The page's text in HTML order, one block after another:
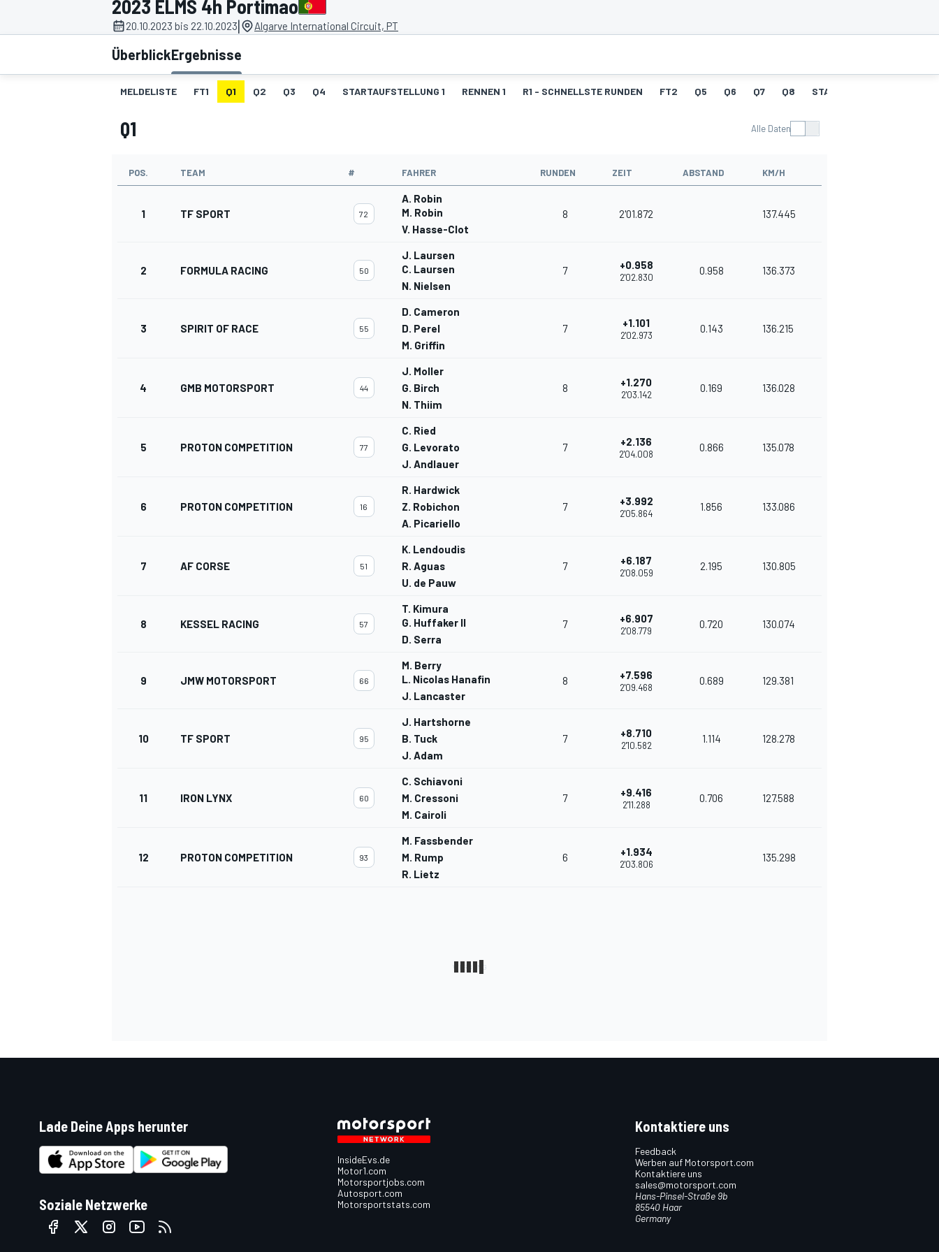
MOTOGP
2023 ELMS 4h Portimao
20.10.2023 bis 22.10.2023| Algarve International Circuit, PT
ÜberblickErgebnisse
MELDELISTE FT1 Q1 Q2 Q3 Q4 STARTAUFSTELLUNG 1 RENNEN 1 R1 - SCHNELLSTE RUNDEN FT2 Q5 Q6 Q7 Q8 STARTAUFSTELLUNG 2
Q1 Alle Daten
POS. TEAM # FAHRER RUNDEN ZEIT ABSTAND KM/H
1 TF SPORT 72
A. Robin
M. Robin
V. Hasse-Clot
8 2'01.872 137.445
2 FORMULA RACING 50
J. Laursen
C. Laursen
N. Nielsen
7 +0.958
2'02.830
0.958 136.373
3 SPIRIT OF RACE 55
D. Cameron
D. Perel
M. Griffin
7 +1.101
2'02.973
0.143 136.215
4 GMB MOTORSPORT 44
J. Moller
G. Birch
N. Thiim
8 +1.270
2'03.142
0.169 136.028
5 PROTON COMPETITION 77
C. Ried
G. Levorato
J. Andlauer
7 +2.136
2'04.008
0.866 135.078
6 PROTON COMPETITION 16
R. Hardwick
Z. Robichon
A. Picariello
7 +3.992
2'05.864
1.856 133.086
7 AF CORSE 51
K. Lendoudis
R. Aguas
U. de Pauw
7 +6.187
2'08.059
2.195 130.805
8 KESSEL RACING 57
T. Kimura
G. Huffaker II
D. Serra
7 +6.907
2'08.779
0.720 130.074
9 JMW MOTORSPORT 66
M. Berry
L. Nicolas Hanafin
J. Lancaster
8 +7.596
2'09.468
0.689 129.381
10 TF SPORT 95
J. Hartshorne
B. Tuck
J. Adam
7 +8.710
2'10.582
1.114 128.278
11 IRON LYNX 60
C. Schiavoni
M. Cressoni
M. Cairoli
7 +9.416
2'11.288
0.706 127.588
12 PROTON COMPETITION 93
M. Fassbender
M. Rump
R. Lietz
6 +1.934
2'03.806
135.298
Lade Deine Apps herunter
Soziale Netzwerke
InsideEvs.de
Motor1.com
Motorsportjobs.com
Autosport.com
Motorsportstats.com
Kontaktiere uns
Feedback
Werben auf Motorsport.com
Kontaktiere uns
sales@motorsport.com
Hans-Pinsel-Straße 9b
85540 Haar
Germany